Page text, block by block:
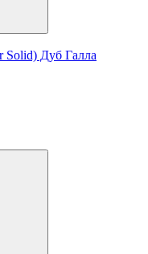
Solid) Дуб Галла